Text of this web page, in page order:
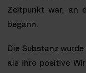
Zeitpunkt war, an
begann.
Die Substanz
als ihre positive